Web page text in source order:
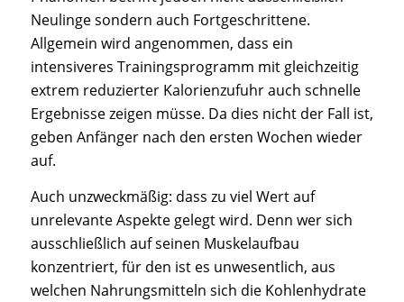
Neulinge sondern auch Fortgeschrittene.
Allgemein wird angenommen, dass ein
intensiveres Trainingsprogramm mit gleichzeitig
extrem reduzierter Kalorienzufuhr auch schnelle
Ergebnisse zeigen müsse. Da dies nicht der Fall ist,
geben Anfänger nach den ersten Wochen wieder
auf.
Auch unzweckmäßig: dass zu viel Wert auf
unrelevante Aspekte gelegt wird. Denn wer sich
ausschließlich auf seinen Muskelaufbau
konzentriert, für den ist es unwesentlich, aus
welchen Nahrungsmitteln sich die Kohlenhydrate